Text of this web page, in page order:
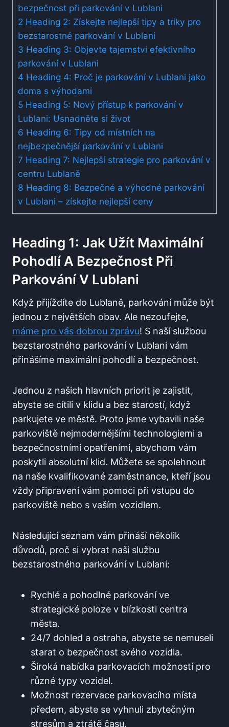
bezpečnost při parkování v Lublani
2 Heading 2: Získejte nejlepší tipy a triky pro
bezstarostné parkování v Lublani
3 Heading 3: Objevte tajemství efektivního
parkování v Lublani
4 Heading 4: Proč je parkování v Lublani jako
doma s výhodami
5 Heading 5: Nový přístup k parkování v
Lublani: Usnadněte si život
6 Heading 6: Tipy od místních na
nejbezpečnější parkování v Lublani
7 Heading 7: Nejlepší strategie pro parkování v
centru Lublaně
8 Heading 8: Bezpečné a výhodné parkování
v Lublani – získejte nejlepší ceny
Heading 1: Jak Užít Maximální
Pohodlí A Bezpečnost Při
Parkování V Lublani
Když přijíždíte do Lublaně, parkování může být
jednou z největších obav. Ale nezoufejte,
máme pro vás dobrou zprávu! S naší službou
bezstarostného parkování v Lublani vám
přinášíme maximální pohodlí a bezpečnost.
Jednou z našich hlavních priorit je zajistit,
abyste se cítili v klidu a bez starostí, když
parkujete ve městě. Proto jsme vybavili naše
parkoviště nejmodernějšími technologiemi a
bezpečnostními opatřeními, abychom vám
poskytli absolutní klid. Můžete se spolehnout
na naše kvalifikované zaměstnance, kteří jsou
vždy připraveni vám pomoci při vstupu do
parkoviště nebo s vaším vozidlem.
Následující seznam vám přináší několik
důvodů, proč si vybrat naši službu
bezstarostného parkování v Lublani:
Rychlé a pohodlné parkování ve
strategické poloze v blízkosti centra
města.
24/7 dohled a ostraha, abyste se nemuseli
starat o bezpečnost svého vozidla.
Široká nabídka parkovacích možností pro
různé typy vozidel.
Možnost rezervace parkovacího místa
předem, abyste se vyhnuli zbytečným
stresům a ztrátě času.